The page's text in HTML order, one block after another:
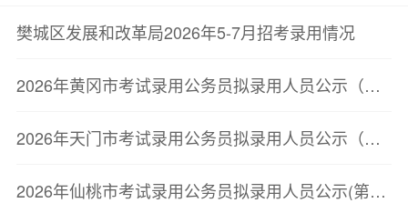
樊城区发展和改革局2026年5-7月招考录用情况
2026年黄冈市考试录用公务员拟录用人员公示（第三批）
2026年天门市考试录用公务员拟录用人员公示（第二批）
2026年仙桃市考试录用公务员拟录用人员公示(第二批)